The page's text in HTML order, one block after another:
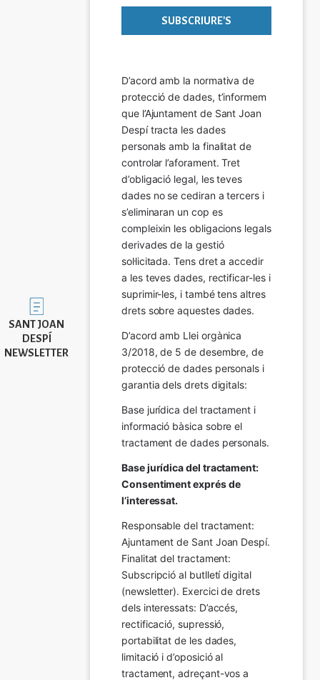
Imatge
SANT JOAN
DESPÍ
NEWSLETTER
D’acord amb la normativa de
protecció de dades, t’informem
que l’Ajuntament de Sant Joan
Despí tracta les dades
personals amb la finalitat de
controlar l’aforament. Tret
d’obligació legal, les teves
dades no se cediran a tercers i
s’eliminaran un cop es
compleixin les obligacions legals
derivades de la gestió
sol·licitada. Tens dret a accedir
a les teves dades, rectificar-les i
suprimir-les, i també tens altres
drets sobre aquestes dades.
D’acord amb Llei orgànica
3/2018, de 5 de desembre, de
protecció de dades personals i
garantia dels drets digitals:
Base jurídica del tractament i
informació bàsica sobre el
tractament de dades personals.
Base jurídica del tractament:
Consentiment exprés de
l’interessat.
Responsable del tractament:
Ajuntament de Sant Joan Despí.
Finalitat del tractament:
Subscripció al butlletí digital
(newsletter). Exercici de drets
dels interessats: D’accés,
rectificació, supressió,
portabilitat de les dades,
limitació i d’oposició al
tractament, adreçant-vos a